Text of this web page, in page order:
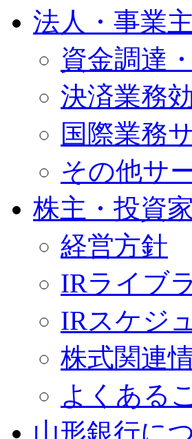
法人・事業
資金調達
決済業務
国際業務
その他サ
株主・投資
経営方針
IRライブ
IRスケジ
株式関連
よくある
山形銀行に